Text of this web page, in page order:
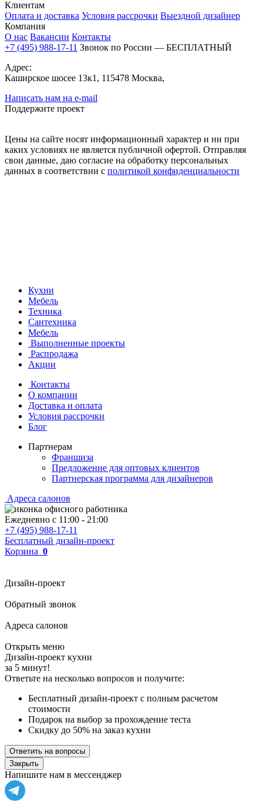
Клиентам
Оплата и доставка Условия рассрочки Выездной дизайнер
Компания
О нас Вакансии Контакты
+7 (495) 988-17-11 Звонок по России — БЕСПЛАТНЫЙ
Адрес:
Каширское шосее 13к1, 115478 Москва,
Написать нам на e-mail
Поддержите проект
Цены на сайте носят информационный характер и ни при
каких условиях не является публичной офертой. Отправляя
свои данные, даю согласие на обработку персональных
данных в соответствии с политикой конфиденциальности
Кухни
Мебель
Техника
Сантехника
Мебель
Выполненные проекты
Распродажа
Акции
Контакты
О компании
Доставка и оплата
Условия рассрочки
Блог
Партнерам
Франшиза
Предложение для оптовых клиентов
Партнерская программа для дизайнеров
Адреса салонов
Ежедневно с 11:00 - 21:00
+7 (495) 988-17-11
Бесплатный дизайн-проект
Корзина 0
Дизайн-проект
Обратный звонок
Адреса салонов
Открыть меню
Дизайн-проект кухни
за 5 минут!
Ответьте на несколько вопросов и получите:
Бесплатный дизайн-проект с полным расчетом
стоимости
Подарок на выбор за прохождение теста
Скидку до 50% на заказ кухни
Ответить на вопросы
Закрыть
Напишите нам в мессенджер